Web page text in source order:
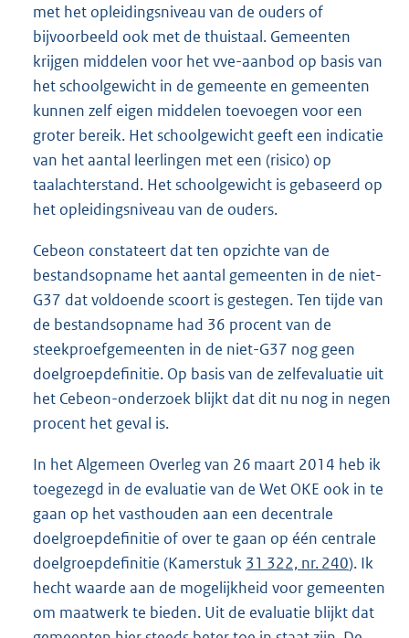
met het opleidingsniveau van de ouders of
bijvoorbeeld ook met de thuistaal. Gemeenten
krijgen middelen voor het vve-aanbod op basis van
het schoolgewicht in de gemeente en gemeenten
kunnen zelf eigen middelen toevoegen voor een
groter bereik. Het schoolgewicht geeft een indicatie
van het aantal leerlingen met een (risico) op
taalachterstand. Het schoolgewicht is gebaseerd op
het opleidingsniveau van de ouders.
Cebeon constateert dat ten opzichte van de
bestandsopname het aantal gemeenten in de niet-
G37 dat voldoende scoort is gestegen. Ten tijde van
de bestandsopname had 36 procent van de
steekproefgemeenten in de niet-G37 nog geen
doelgroepdefinitie. Op basis van de zelfevaluatie uit
het Cebeon-onderzoek blijkt dat dit nu nog in negen
procent het geval is.
In het Algemeen Overleg van 26 maart 2014 heb ik
toegezegd in de evaluatie van de Wet OKE ook in te
gaan op het vasthouden aan een decentrale
doelgroepdefinitie of over te gaan op één centrale
doelgroepdefinitie (Kamerstuk 31 322, nr. 240). Ik
hecht waarde aan de mogelijkheid voor gemeenten
om maatwerk te bieden. Uit de evaluatie blijkt dat